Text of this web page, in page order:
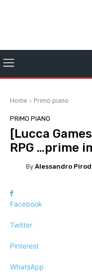
Home Primo piano
PRIMO PIANO
[Lucca
RPG …prime
By Alessandro
Facebook
Twitter
Pinterest
WhatsApp